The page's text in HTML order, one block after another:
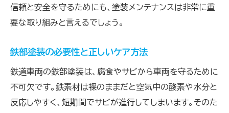
信頼と安全を守るためにも、塗装メンテナンスは非常に重
要な取り組みと言えるでしょう。
鉄部塗装の必要性と正しいケア方法
鉄道車両の鉄部塗装は、腐食やサビから車両を守るために
不可欠です。鉄素材は裸のままだと空気中の酸素や水分と
反応しやすく、短期間でサビが進行してしまいます。そのた